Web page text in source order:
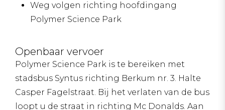
Weg volgen richting hoofdingang
Polymer Science Park
Openbaar vervoer
Polymer Science Park is te bereiken met
stadsbus Syntus richting Berkum nr. 3. Halte
Casper Fagelstraat. Bij het verlaten van de bus
loopt u de straat in richting Mc Donalds. Aan